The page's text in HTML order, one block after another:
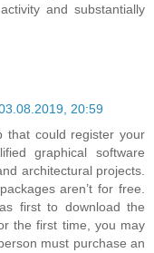
and substantially
20:59
that could register your
graphical software
architectural projects.
aren’t for free.
first to download the
the first time, you may
must purchase an